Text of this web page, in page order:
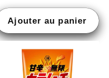
habituel
Ajouter au panier